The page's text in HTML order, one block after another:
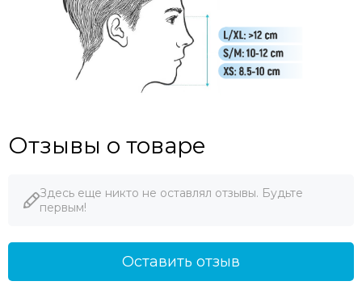
Отзывы о товаре
Здесь еще никто не оставлял отзывы. Будьте
первым!
Оставить отзыв